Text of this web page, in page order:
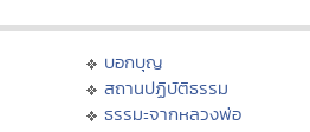
บอกบุญ
สถานปฏิบัติธรรม
ธรรมะจากหลวงพ่อ